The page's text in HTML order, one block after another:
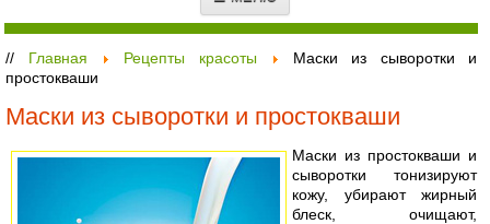
// Главная Рецепты красоты
Маски из сыворотки и
простокваши
Маски из сыворотки и простокваши
Маски из простокваши и
сыворотки тонизируют
кожу, убирают жирный
блеск, очищают,